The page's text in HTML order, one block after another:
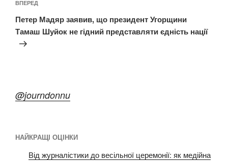
Наступний
запис
ВПЕРЕД
Петер Мадяр заявив, що президент Угорщини
Тамаш Шуйок не гідний представляти єдність нації
@journdonnu
НАЙКРАЩІ ОЦІНКИ
Від журналістики до весільної церемонії: як медійна